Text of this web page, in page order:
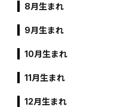
8月生まれ
9月生まれ
10月生まれ
11月生まれ
12月生まれ